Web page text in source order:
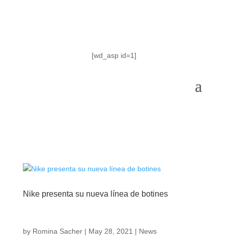
[wd_asp id=1]
Nike presenta su nueva línea de botines
by Romina Sacher| May 28, 2021 | News